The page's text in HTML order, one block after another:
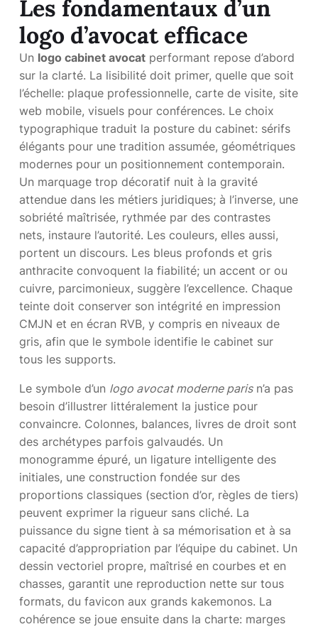
Les fondamentaux d’un
logo d’avocat efficace
Un logo cabinet avocat performant repose d’abord
sur la clarté. La lisibilité doit primer, quelle que soit
l’échelle: plaque professionnelle, carte de visite, site
web mobile, visuels pour conférences. Le choix
typographique traduit la posture du cabinet: sérifs
élégants pour une tradition assumée, géométriques
modernes pour un positionnement contemporain.
Un marquage trop décoratif nuit à la gravité
attendue dans les métiers juridiques; à l’inverse, une
sobriété maîtrisée, rythmée par des contrastes
nets, instaure l’autorité. Les couleurs, elles aussi,
portent un discours. Les bleus profonds et gris
anthracite convoquent la fiabilité; un accent or ou
cuivre, parcimonieux, suggère l’excellence. Chaque
teinte doit conserver son intégrité en impression
CMJN et en écran RVB, y compris en niveaux de
gris, afin que le symbole identifie le cabinet sur
tous les supports.
Le symbole d’un logo avocat moderne parisn’a pas
besoin d’illustrer littéralement la justice pour
convaincre. Colonnes, balances, livres de droit sont
des archétypes parfois galvaudés. Un
monogramme épuré, un ligature intelligente des
initiales, une construction fondée sur des
proportions classiques (section d’or, règles de tiers)
peuvent exprimer la rigueur sans cliché. La
puissance du signe tient à sa mémorisation et à sa
capacité d’appropriation par l’équipe du cabinet. Un
dessin vectoriel propre, maîtrisé en courbes et en
chasses, garantit une reproduction nette sur tous
formats, du favicon aux grands kakemonos. La
cohérence se joue ensuite dans la charte: marges